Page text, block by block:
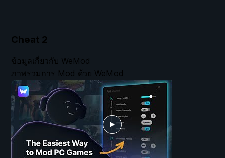
Cheat 2
ข้อมูลเกี่ยวกับ WeMod
ภาพรวมการ Mod ด้วย WeMod